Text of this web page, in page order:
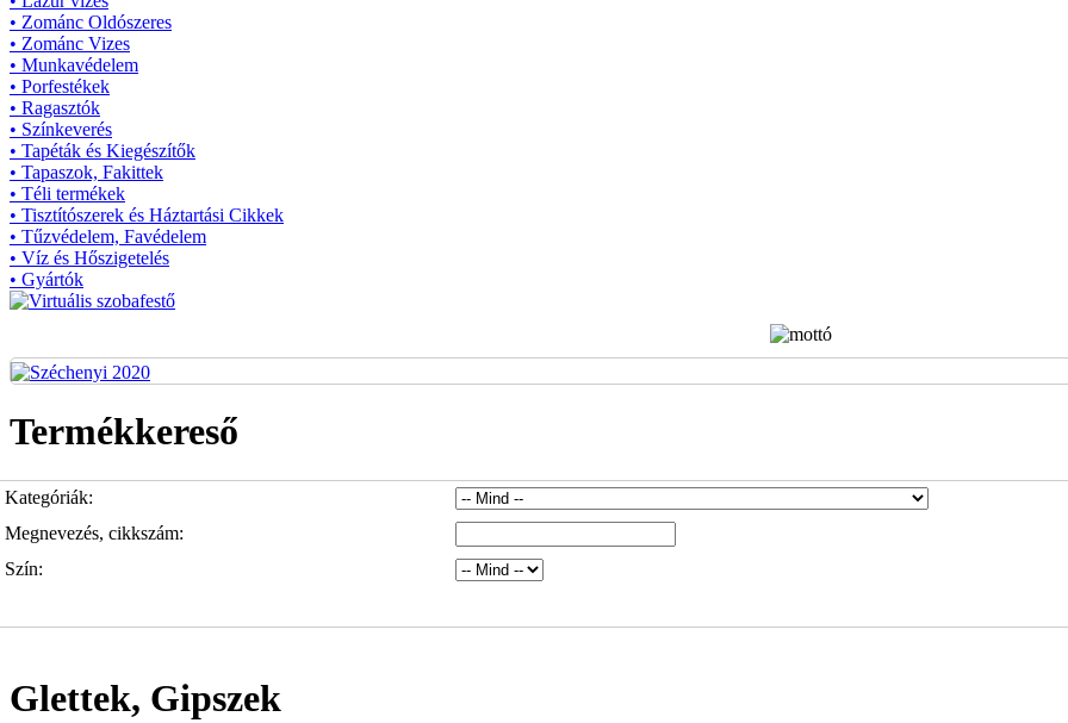
• Zománc Oldószeres
• Zománc Vizes
• Munkavédelem
• Porfestékek
• Ragasztók
• Színkeverés
• Tapéták és Kiegészítők
• Tapaszok, Fakittek
• Téli termékek
• Tisztítószerek és Háztartási Cikkek
• Tűzvédelem, Favédelem
• Víz és Hőszigetelés
• Gyártók
Termékkereső
Kategóriák:
Megnevezés, cikkszám:
Szín:
Glettek, Gipszek